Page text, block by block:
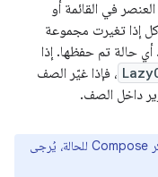
في القائمة أو
إذا تغيرت مجموعة
أي حالة تم حفظها. إذا
، فإذا غيّر الصف
داخل الصف.
لمزيد من المعلومات حول كيفية تذكُّر Compose للحالة، يُرجى